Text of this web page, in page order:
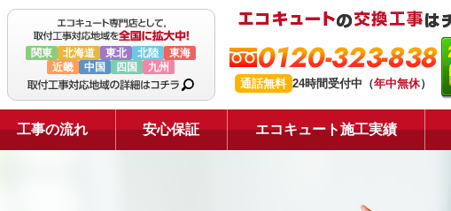
関東 北海道 東北 北陸
東海
近畿
中国 四国 九州 0120-323-838
通話無料 24時間受付中（年中無休）
工事の流れ 安心保証 エコキュート施工実績